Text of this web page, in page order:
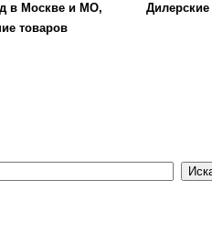
в Москве и МО,
товаров